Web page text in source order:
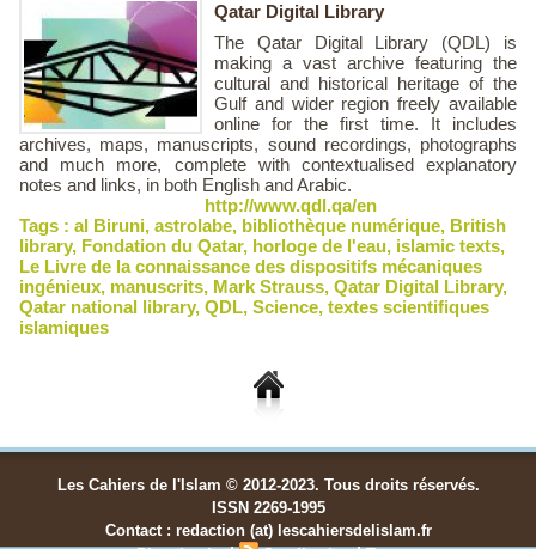
Qatar Digital Library
The Qatar Digital Library (QDL) is
making a vast archive featuring the
cultural and historical heritage of the
Gulf and wider region freely available
online for the first time. It includes
archives, maps, manuscripts, sound recordings, photographs
and much more, complete with contextualised explanatory
notes and links, in both English and Arabic.
http://www.qdl.qa/en
Tags : al Biruni, astrolabe, bibliothèque numérique, British
library, Fondation du Qatar, horloge de l'eau, islamic texts,
Le Livre de la connaissance des dispositifs mécaniques
ingénieux, manuscrits, Mark Strauss, Qatar Digital Library,
Qatar national library, QDL, Science, textes scientifiques
islamiques
Les Cahiers de l'Islam © 2012-2023. Tous droits réservés.
ISSN 2269-1995
Contact : redaction (at) lescahiersdelislam.fr